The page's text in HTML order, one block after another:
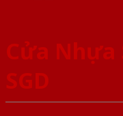
Cửa Nhựa
SGD